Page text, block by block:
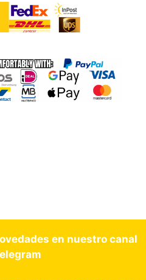
en nuestro canal